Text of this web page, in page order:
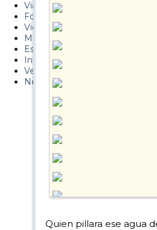
Viajes
Fotos
Videos
Material
Esquí Pro
Infonieve
Verano
Nevalog
Quien pillara ese agua